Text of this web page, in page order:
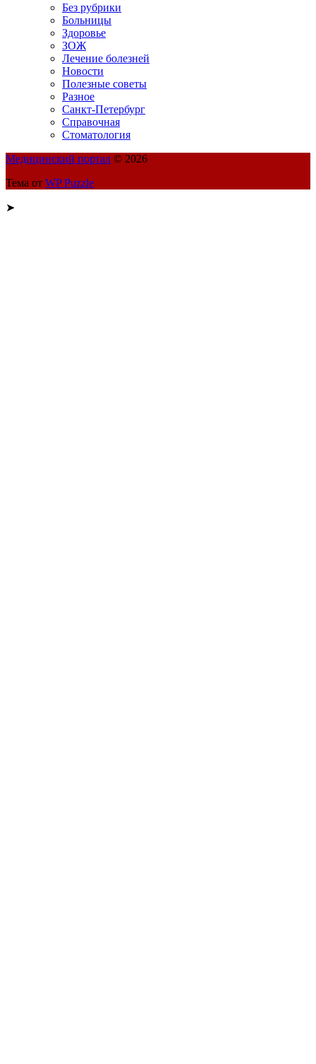
Без рубрики
Больницы
Здоровье
ЗОЖ
Лечение болезней
Новости
Полезные советы
Разное
Санкт-Петербург
Справочная
Стоматология
Медицинский портал © 2026
Тема от WP Puzzle
➤